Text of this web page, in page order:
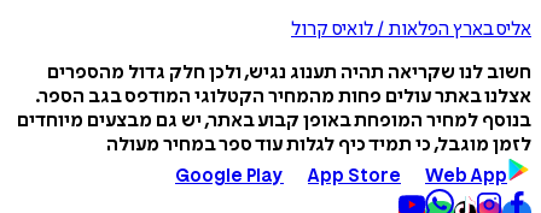
אליס בארץ הפלאות / לואיס קרול
חשוב לנו שקריאה תהיה תענוג נגיש, ולכן חלק גדול מהספרים
אצלנו באתר עולים פחות מהמחיר הקטלוגי המודפס בגב הספר.
בנוסף למחיר המופחת באופן קבוע באתר, יש גם מבצעים מיוחדים
לזמן מוגבל, כי תמיד כיף לגלות עוד ספר במחיר מעולה
Google Play
App Store Web App